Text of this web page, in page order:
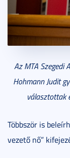
Az MTA Szegedi
Hohmann Judit
választottak
Többször is
vezető nő”